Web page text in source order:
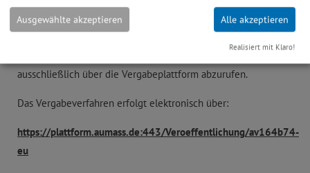
gigabitfähigen Breitbandnetzen im Freistaat Bayern
(Bayerische Gigabitrichtlinie - BayGibitR).
ausschließlich über die Vergabeplattform abzurufen.
Das Vergabeverfahren erfolgt elektronisch über:
https://plattform.aumass.de:443/Veroeffentlichung/av164b74-
eu
Ausgewählte akzeptieren Alle akzeptieren
Realisiert mit Klaro!